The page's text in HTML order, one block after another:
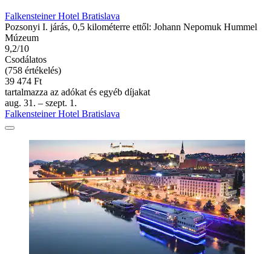
Falkensteiner Hotel Bratislava
Pozsonyi I. járás, 0,5 kilométerre ettől: Johann Nepomuk Hummel
Múzeum
9,2/10
Csodálatos
(758 értékelés)
39 474 Ft
tartalmazza az adókat és egyéb díjakat
aug. 31. – szept. 1.
Falkensteiner Hotel Bratislava